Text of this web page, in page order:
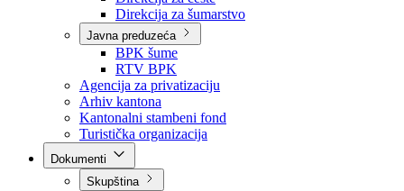
Direkcije
Direkcija za robne rezerve
Direkcija za ceste
Direkcija za šumarstvo
Javna preduzeća
BPK šume
RTV BPK
Agencija za privatizaciju
Arhiv kantona
Kantonalni stambeni fond
Turistička organizacija